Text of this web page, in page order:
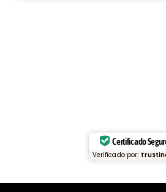
Certificado
Verificado por: